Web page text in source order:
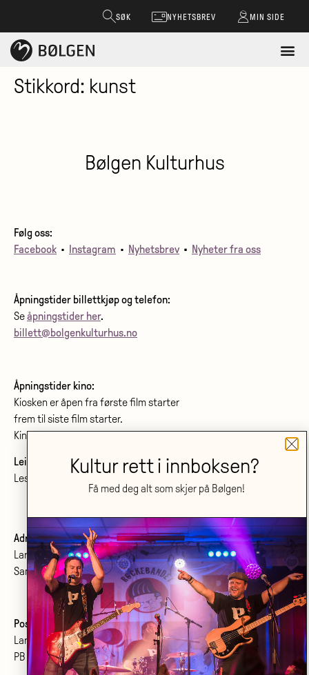
SØK NYHETSBREV MIN SIDE
Stikkord: kunst
Bølgen Kulturhus
Følg oss:
Facebook • Instagram • Nyhetsbrev• Nyheter fra oss
Åpningstider billettkjøp og telefon:
Seåpningstider her.
billett@bolgenkulturhus.no
Åpningstider kino:
Kiosken er åpen fra første film starter
frem til siste film starter.
Kinoprogram:www.bolgenkino.no
Leie lokale?
Les om konferanser og møtelokaler
Adresse:
Larvik kulturhus Bølgen KF
Sanden 2, 3264 Larvik
Postadresse:
Larvik kulturhus Bølgen KF
PB 2020, 3255 Larvik
Kultur rett i innboksen?
Få med deg alt som skjer på Bølgen!